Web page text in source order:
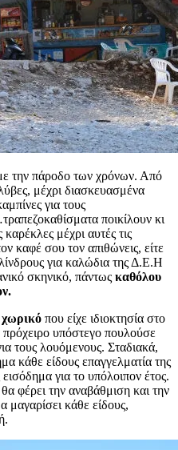
την πάροδο των χρόνων. Από
μέχρι διασκευασμένα
για τους
ποικίλουν κι
μέχρι αυτές τις
καφέ σου τον απιθώνεις, είτε
για καλώδια της Δ.Ε.Η
σκηνικό, πάντως καθόλου
που είχε ιδιοκτησία στο
υπόστεγο πουλούσε
τους λουόμενους. Σταδιακά,
κάθε είδους επαγγελματία της
για το υπόλοιπον έτος.
φέρει την αναβάθμιση και την
μαγαρίσει κάθε είδους,